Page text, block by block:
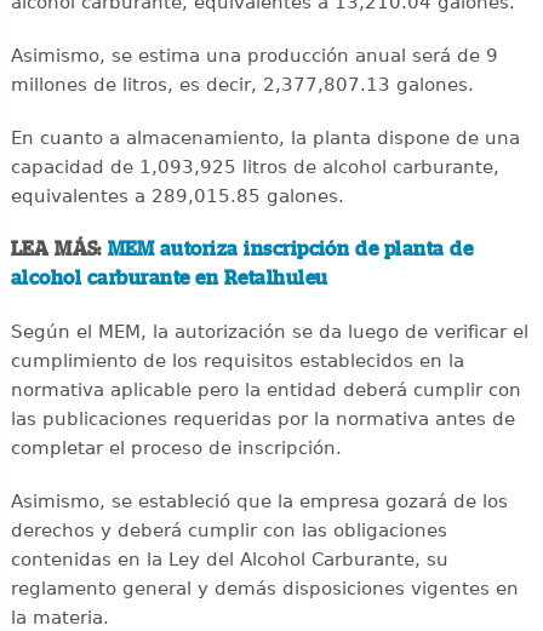
Asimismo, se estima una producción anual será de 9
millones de litros, es decir, 2,377,807.13 galones.
En cuanto a almacenamiento, la planta dispone de una
capacidad de 1,093,925 litros de alcohol carburante,
equivalentes a 289,015.85 galones.
LEA MÁS: MEM autoriza inscripción de planta de
alcohol carburante en Retalhuleu
Según el MEM, la autorización se da luego de verificar el
cumplimiento de los requisitos establecidos en la
normativa aplicable pero la entidad deberá cumplir con
las publicaciones requeridas por la normativa antes de
completar el proceso de inscripción.
Asimismo, se estableció que la empresa gozará de los
derechos y deberá cumplir con las obligaciones
contenidas en la Ley del Alcohol Carburante, su
reglamento general y demás disposiciones vigentes en
la materia.